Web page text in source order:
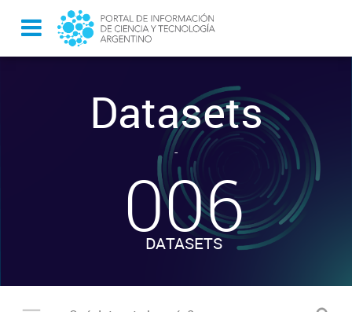
Datasets
-
006
DATASETS